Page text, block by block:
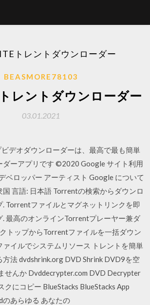
トレントダウンローダー
BEASMORE78103
レントダウンローダー
03.01.2021
デオダウンローダーは、最高で最も簡単
ダーアプリです ©2020 Google サイト利用
ベロッパー アーティスト Google について
国 言語: 日本語 Torrentの検索からダウンロ
. Torrentファイルとマグネットリンクを即
. 最高のオンラインTorrentプレーヤー兼ダ
トップからTorrentファイルを一括ダウン
ァイルでシステムリソース トレントを簡単
方法 dvdshrink.org DVD Shrink DVD9を空
せんか Dvddecrypter.com DVD Decrypter
クにコピー BlueStacks BlueStacks App
あらゆる あなたの